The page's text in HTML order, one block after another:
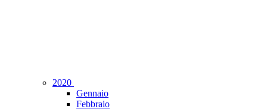
2020
Gennaio
Febbraio